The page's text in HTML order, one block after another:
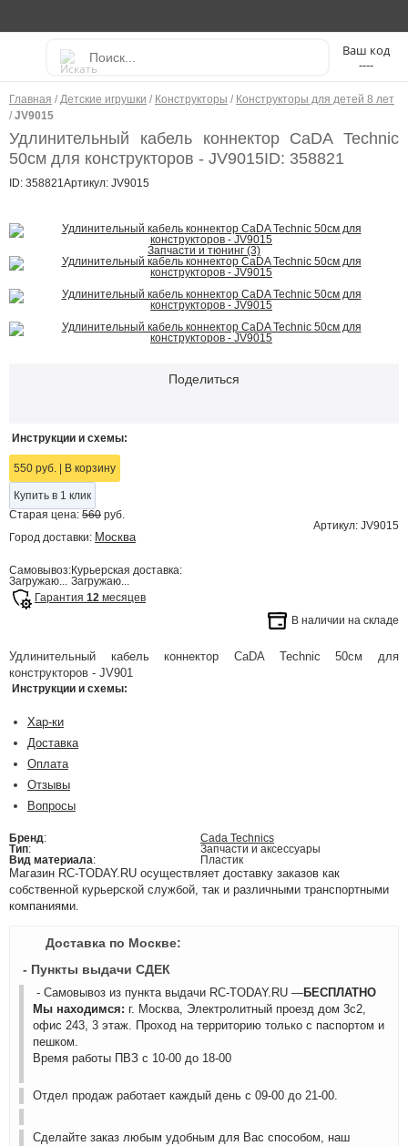
----
Главная / Детские игрушки / Конструкторы / Конструкторы для детей 8 лет
/ JV9015
Удлинительный кабель коннектор CaDA Technic
50см для конструкторов - JV9015ID: 358821
ID: 358821Артикул: JV9015
Запчасти и тюнинг (3)
Поделиться
Инструкции и схемы:
550 руб. В корзину
Купить в 1 клик
Старая цена: 560 руб.
Артикул: JV9015
Город доставки: Москва
Самовывоз:
Загружаю...
Курьерская доставка:
Загружаю...
Гарантия 12 месяцев
В наличии на складе
Удлинительный кабель коннектор CaDA Technic 50см для
конструкторов - JV901
Инструкции и схемы:
Хар-ки
Доставка
Оплата
Отзывы
Вопросы
Бренд:
Cada Technics
Тип:
Запчасти и аксессуары
Вид материала: Пластик
Магазин RC-TODAY.RU осуществляет доставку заказов как
собственной курьерской службой, так и различными транспортными
компаниями.
Доставка по Москве:
- Пункты выдачи СДЕК
- Самовывоз из пункта выдачи RC-TODAY.RU —БЕСПЛАТНО
Мы находимся: г. Москва, Электролитный проезд дом 3с2,
офис 243, 3 этаж. Проход на территорию только с паспортом и
пешком.
Время работы ПВЗ с 10-00 до 18-00
Отдел продаж работает каждый день с 09-00 до 21-00.
Сделайте заказ любым удобным для Вас способом, наш